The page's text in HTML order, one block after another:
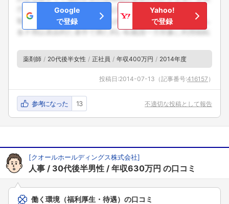
Google
で登録
Yahoo!
で登録
薬剤師 20代後半女性 正社員 年収400万円 2014年度
投稿日:2014-07-13 （記事番号:416157 ）
参考になった 13 不適切な投稿として報告
[クオールホールディングス株式会社]
人事 30代後半男性 年収630万円 の口コミ
働く環境（福利厚生・待遇）の口コミ